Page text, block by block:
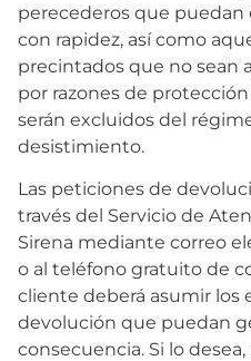
perecederos que puedan
con rapidez, así como
precintados que no sean
por razones de
serán excluidos del
desistimiento.
Las peticiones de
través del Servicio de
Sirena mediante correo
o al teléfono gratuito de
cliente deberá asumir los
devolución que puedan
consecuencia. Si lo